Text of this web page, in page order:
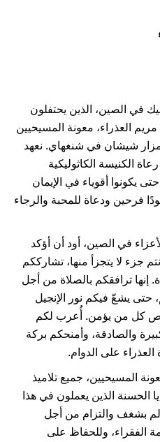
في الصين، الذين يحتفلون
العذراء، معونة المسيحيين
شيشان في شنغهاي. نعهد
الكنيسة الكاثوليكية
يكونوا أقوياء في الإيمان
فرحين ودعاة للمحبة والرجاء
في الصين، أود أن أؤكد
جزء لا يتجزأ منها، تشارككم
ترافقكم بالصلاة من أجل
يشعّ فيكم نور الإنجيل
كل من يؤمن. أُعرب لكم
والصادقة، وأمنحكم بركة
على الدوام.
المسيحيين، جميع تلاميذ
الحسنة الذين يعملون في هذا
بشغف والتزام من أجل
الفقراء، وللحفاظ على